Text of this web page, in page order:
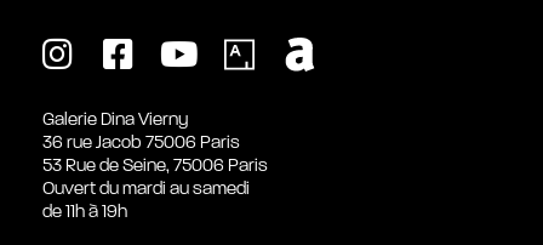
Galerie Dina Vierny
36 rue Jacob 75006 Paris
53 Rue de Seine, 75006 Paris
Ouvert du mardi au samedi
de 11h à 19h